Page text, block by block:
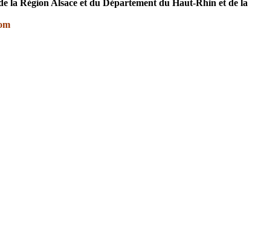
la Région Alsace et du Département du Haut-Rhin et de la